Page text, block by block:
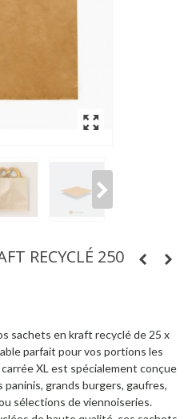
RECYCLÉ 250
sachets en kraft recyclé de 25 x
parfait pour vos portions les
XL est spécialement conçue
grands burgers, gaufres,
sélections de viennoiseries.